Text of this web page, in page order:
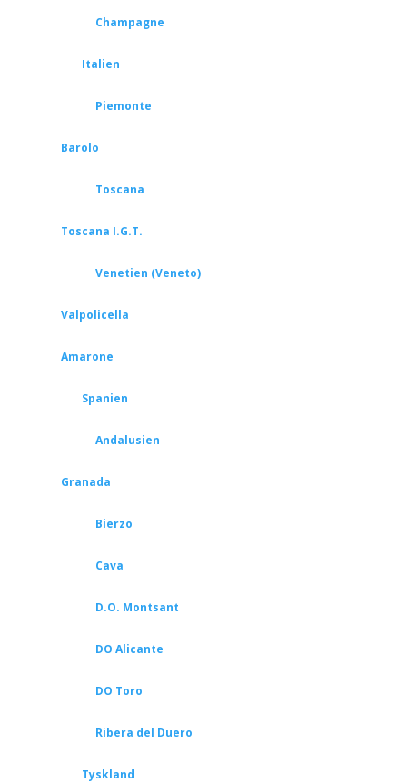
Champagne
Italien
Piemonte
Barolo
Toscana
Toscana I.G.T.
Venetien (Veneto)
Valpolicella
Amarone
Spanien
Andalusien
Granada
Bierzo
Cava
D.O. Montsant
DO Alicante
DO Toro
Ribera del Duero
Tyskland